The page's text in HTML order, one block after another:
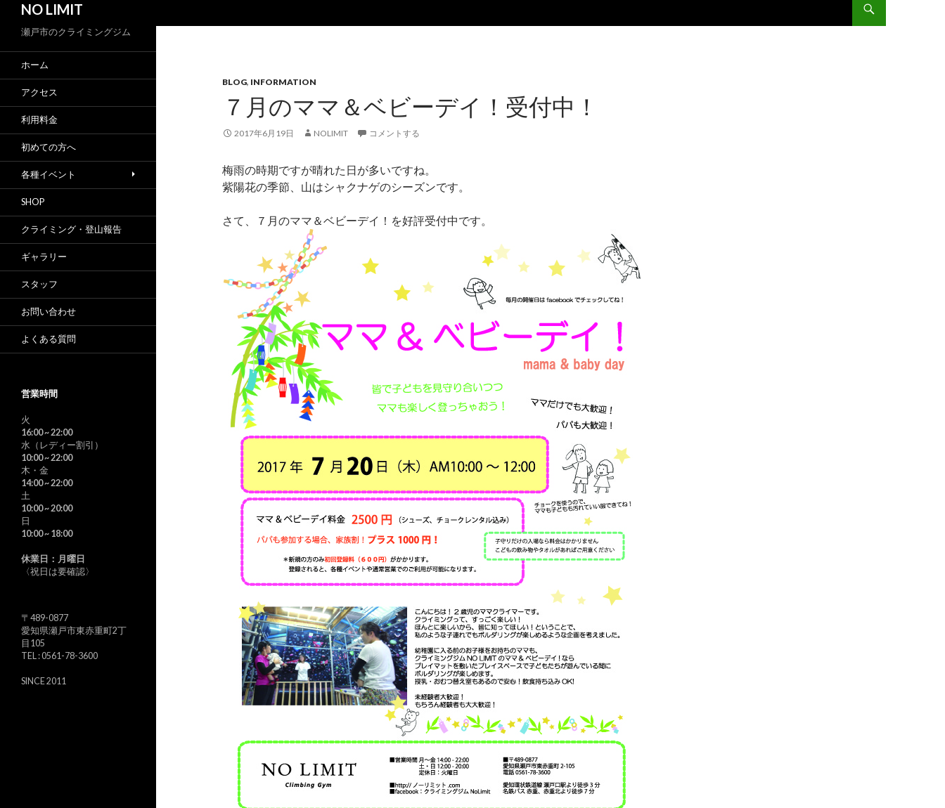
NO LIMIT
BLOG, INFORMATION
７月のママ＆ベビーデイ！受付中！
2017年6月19日 NOLIMIT コメントする
梅雨の時期ですが晴れた日が多いですね。
紫陽花の季節、山はシャクナゲのシーズンです。
さて、７月のママ＆ベビーデイ！を好評受付中です。
瀬戸市のクライミングジム
ホーム
アクセス
利用料金
初めての方へ
各種イベント
SHOP
クライミング・登山報告
ギャラリー
スタッフ
お問い合わせ
よくある質問
営業時間
火
16:00~ 22:00
水（レディー割引）
10:00~ 22:00
木・金
14:00~ 22:00
土
10:00~ 20:00
日
10:00~ 18:00
休業日：月曜日
〈祝日は要確認〉
〒489-0877
愛知県瀬戸市東赤重町2丁
目105
TEL : 0561-78-3600
SINCE 2011